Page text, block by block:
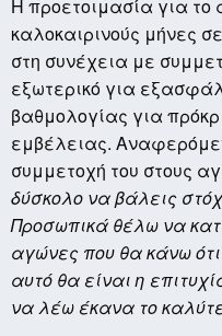
Η προετοιμασία για το
καλοκαιρινούς μήνες
στη συνέχεια με
εξωτερικό για
βαθμολογίας για
εμβέλειας.
συμμετοχή του στους
δύσκολο να βάλεις
Προσωπικά θέλω να
αγώνες που θα κάνω
αυτό θα είναι η
να λέω έκανα το